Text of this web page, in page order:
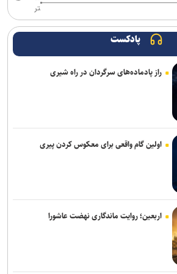
هدف‌گذاری پرداخت ۳۰ هزار وام اشتغال تا پایان سال/ تشکیل بانک
کار است
روایتی از زخم‌های کودکی
را از دست دادم/ بازیگری که همیشه برگ
«ملاحظات امنیتی» از اعلام رسمی جا ماند
در آستانه فتح رکوردهای تازه؛ «اودیسه» از
می‌تازند/ مجموع فروش هفتگی دو فیلم،
تر
پادکست
راز پادماده‌های سرگردان در راه شیری
اولین گام واقعی برای معکوس کردن پیری
اربعین؛ روایت ماندگاری نهضت عاشورا